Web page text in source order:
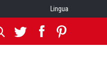
Lingua